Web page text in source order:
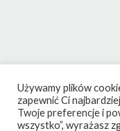
Używamy plików
zapewnić Ci
Twoje preferencje i
wszystko”, wyrażasz